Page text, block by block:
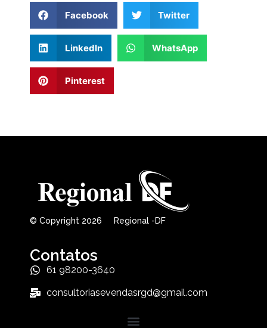
Facebook Twitter
LinkedIn WhatsApp
Pinterest
© Copyright 2026 Regional -DF
Contatos
61 98200-3640
consultoriasevendasrgd@gmail.com